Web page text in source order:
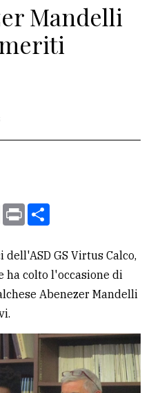
Mandelli
EmailPrint
GS Virtus Calco,
ha colto l'occasione di
Abenezer Mandelli